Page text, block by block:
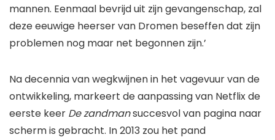
mannen. Eenmaal bevrijd uit zijn gevangenschap, zal
deze eeuwige heerser van Dromen beseffen dat zijn
problemen nog maar net begonnen zijn.’
Na decennia van wegkwijnen in het vagevuur van de
ontwikkeling, markeert de aanpassing van Netflix de
eerste keer De zandmansuccesvol van pagina naar
scherm is gebracht. In 2013 zou het pand